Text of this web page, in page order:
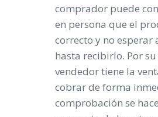
comprador puede
en persona que el
correcto y no esperar
hasta recibirlo. Por
vendedor tiene la
cobrar de forma
comprobación se